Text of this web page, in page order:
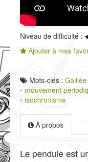
Niveau de difficulté :
Ajouter à mes
Mots-clés : Galilée
mouvement
isochronisme
À propos
Le pendule est